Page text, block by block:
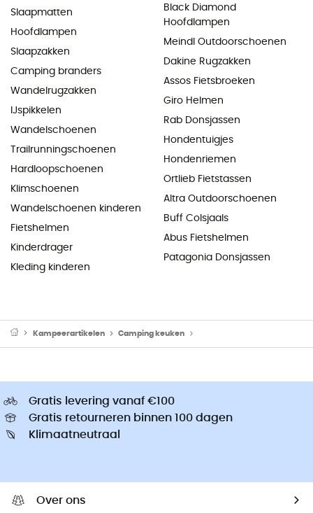
Slaapmatten
Hoofdlampen
Slaapzakken
Camping branders
Wandelrugzakken
IJspikkelen
Wandelschoenen
Trailrunningschoenen
Hardloopschoenen
Klimschoenen
Wandelschoenen kinderen
Fietshelmen
Kinderdrager
Kleding kinderen
Black Diamond
Hoofdlampen
Meindl Outdoorschoenen
Dakine Rugzakken
Assos Fietsbroeken
Giro Helmen
Rab Donsjassen
Hondentuigjes
Hondenriemen
Ortlieb Fietstassen
Altra Outdoorschoenen
Buff Colsjaals
Abus Fietshelmen
Patagonia Donsjassen
Kampeerartikelen Camping keuken
Gratis levering vanaf €100
Gratis retourneren binnen 100 dagen
Klimaatneutraal
Over ons